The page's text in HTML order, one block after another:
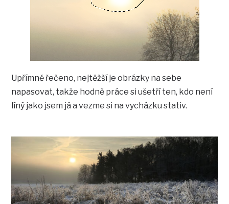
Upřímně řečeno, nejtěžší je obrázky na sebe
napasovat, takže hodně práce si ušetří ten, kdo není
líný jako jsem já a vezme si na vycházku stativ.